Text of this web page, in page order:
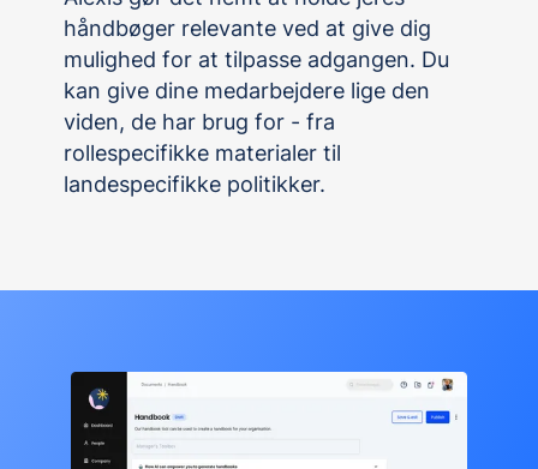
håndbøger relevante ved at give dig
mulighed for at tilpasse adgangen. Du
kan give dine medarbejdere lige den
viden, de har brug for - fra
rollespecifikke materialer til
landespecifikke politikker.